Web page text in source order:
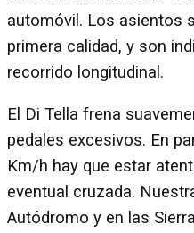
automóvil. Los asientos
primera calidad, y son
recorrido longitudinal.
El Di Tella frena
pedales excesivos. En
Km/h hay que estar
eventual cruzada.
Autódromo y en las